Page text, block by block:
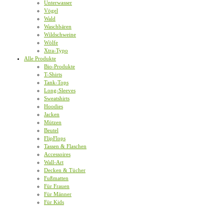
Unterwasser
Vögel
Wald
Waschbären
Wildschweine
Wölfe
Xtra-Typo
Alle Produkte
Bio-Produkte
T-Shirts
Tank-Tops
Long-Sleeves
Sweatshirts
Hoodies
Jacken
Mützen
Beutel
FlipFlops
Tassen & Flaschen
Accessoires
Wall-Art
Decken & Tücher
Fußmatten
Für Frauen
Für Männer
Für Kids